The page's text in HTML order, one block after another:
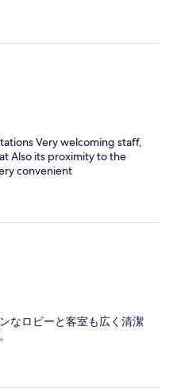
Very welcoming staff,
Also its proximity to the
convenient
なロビーと客室も広く清潔